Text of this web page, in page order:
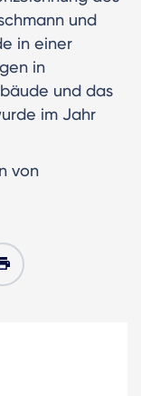
und
in einer
in
und das
im Jahr
von